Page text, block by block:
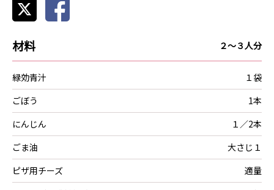
材料 ２～３人分
緑効青汁
１袋
ごぼう
1本
にんじん
１／2本
ごま油
大さじ１
ピザ用チーズ
適量